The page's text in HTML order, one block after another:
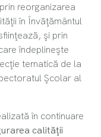
reorganizarea
în Învăţământul
şi prin
îndeplineşte
tematică de la
Şcolar al
în continuare
calităţii